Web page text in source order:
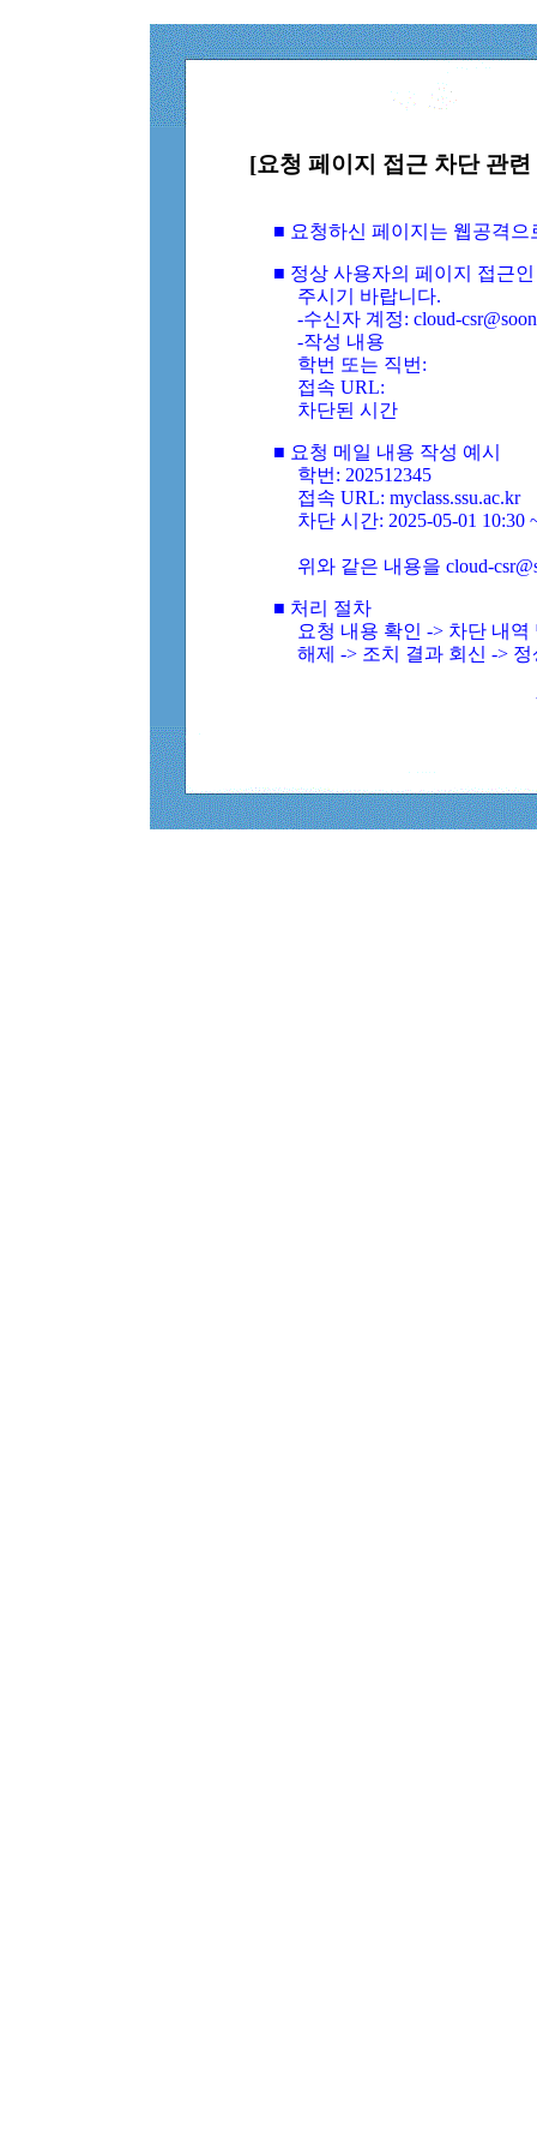
[요청 페이지 접근 차단 관
■ 요청하신 페이지는 웹공격
■ 정상 사용자의 페이지 접근
주시기 바랍니다.
-수신자 계정: cloud-
-작성 내용
학번 또는 직번:
접속 URL:
차단된 시간
■ 요청 메일 내용 작성 예시
학번: 202512345
접속 URL: myclass.ssu.ac.kr
차단 시간: 2025-05-01 10:30
위와 같은 내용을 cloud-
■ 처리 절차
요청 내용 확인 -> 차단 내
해제 -> 조치 결과 회신 ->